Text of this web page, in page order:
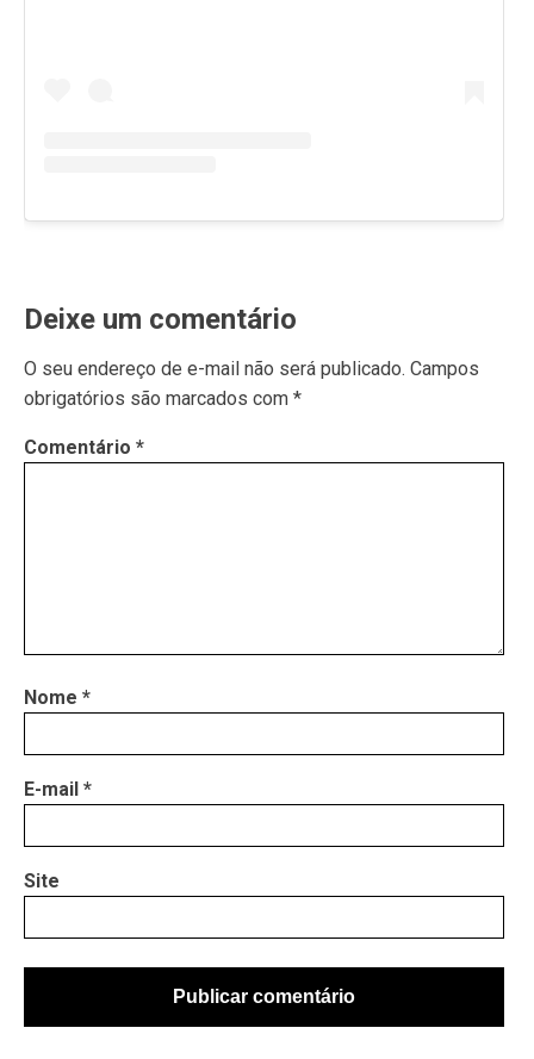
Deixe um comentário
O seu endereço de e-mail não será publicado. Campos
obrigatórios são marcados com *
Comentário *
Nome *
E-mail *
Site